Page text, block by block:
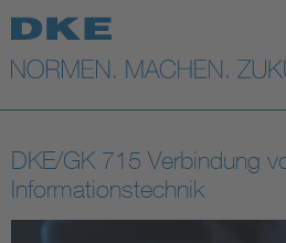
Top-Themen
VDE Fokusthemen
Digital Security
DKE/GK 715 Verbindung
Informationstechnik